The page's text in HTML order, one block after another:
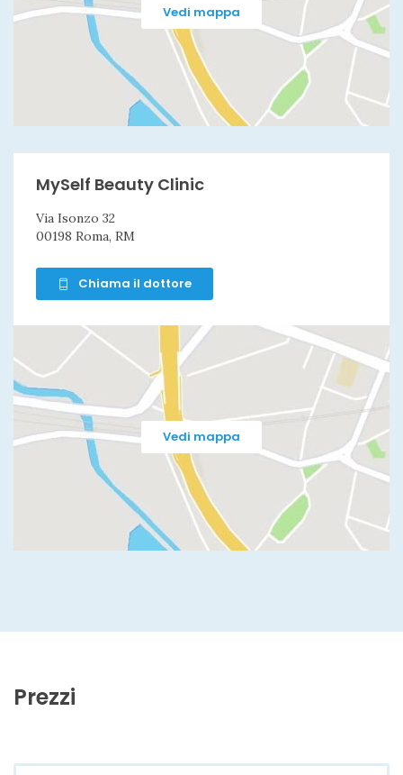
Vedi mappa
MySelf Beauty Clinic
Via Isonzo 32
00198 Roma, RM
Chiama il dottore
Vedi mappa
Prezzi